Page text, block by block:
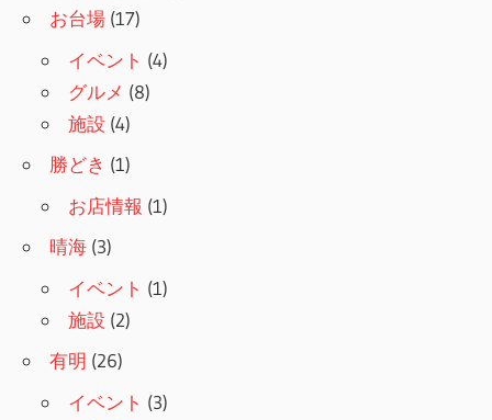
シ
ョ
ン
お台場 (17)
イベント (4)
グルメ (8)
施設 (4)
勝どき (1)
お店情報 (1)
晴海 (3)
イベント (1)
施設 (2)
有明 (26)
イベント (3)